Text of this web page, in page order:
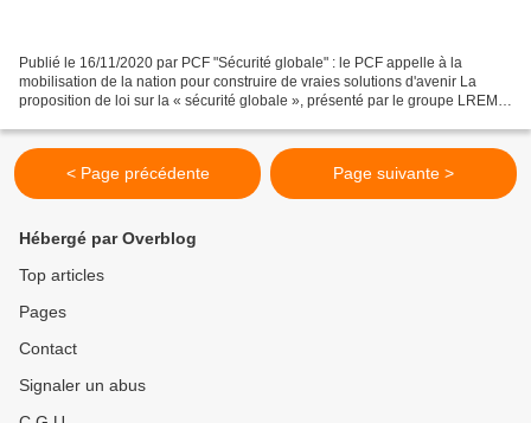
Publié le 16/11/2020 par PCF "Sécurité globale" : le PCF appelle à la
mobilisation de la nation pour construire de vraies solutions d'avenir La
proposition de loi sur la « sécurité globale », présenté par le groupe LREM,
< Page précédente Page suivante >
Hébergé par Overblog
Top articles
Pages
Contact
Signaler un abus